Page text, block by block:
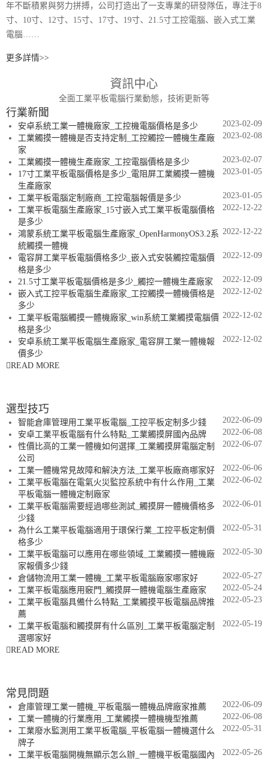
年不斷積累與努力拼搏，公司打造出了一支專業的研發隊伍，專注于8
寸、10寸、12寸、15寸、17寸、19寸、21.5寸工控電腦、嵌入式工業
電腦……
更多詳情>>
資訊中心
全面工業平板電腦行業動態，技術更新等
行業新聞
2023-02-09
安卓系統工業一體機廠家_工控機電腦價格是多少
2023-02-08
工業觸摸一體機是否支持定制_工控觸控一體機生產廠
家
2023-02-07
工業觸摸一體機生產廠家_工控電腦價格是多少
2023-01-05
17寸工業平板電腦價格是多少_電阻屏工業觸摸一體機
生產廠家
2023-01-05
工業平板電腦定制廠商_工控電腦報價是多少
2022-12-22
工業平板電腦生產廠家_15寸嵌入式工業平板電腦價格
是多少
2022-12-22
鴻蒙系統工業平板電腦生產廠家_OpenHarmonyOS3.2系
統觸摸一體機
2022-12-09
電容屏工業平板電腦價格多少_嵌入式安裝觸控電腦價
格是多少
2022-12-09
21.5寸工業平板電腦價格是多少_觸控一體機生產廠家
2022-12-02
嵌入式工控平板電腦生產廠家_工控觸摸一體機價格是
多少
2022-12-02
工業平板電腦觸摸一體機廠家_win系統工業觸摸電腦價
格是多少
2022-12-02
安卓系統工業平板電腦生產廠家_電容屏工業一體機報
價多少
READ MORE
選型技巧
2022-06-09
智能倉庫管理用工業平板電腦_工控平板定制多少錢
2022-06-08
安卓工業平板電腦有什么特點_工業觸摸屏國內品牌
2022-06-07
性價比高的工業一體機如何選擇_工業觸摸屏電腦定制
公司
2022-06-06
工業一體機常見故障和解決方法_工業平板廠商哪家好
2022-06-02
工業平板電腦在電氣火災監控系統中有什么作用_工業
平板電腦一體機定制廠家
2022-06-01
工業平板電腦需要經過哪些測試_觸摸屏一體機價格多
少錢
2022-05-31
為什么工業平板電腦適用于環保行業_工控平板定制價
格多少
2022-05-30
工業平板電腦可以應用在哪些領域_工業觸摸一體機廠
家報價多少錢
2022-05-27
倉儲物流用工業一體機_工業平板電腦廠家哪家好
2022-05-24
工業平板電腦應用竅門_觸摸屏一體機電腦生產廠家
2022-05-23
工業平板電腦具備什么特點_工業觸摸平板電腦品牌推
薦
2022-05-19
工業平板電腦和觸摸屏有什么區別_工業平板電腦定制
選哪家好
READ MORE
常見問題
2022-06-09
倉庫管理工業一體機_平板電腦一體機品牌廠家推薦
2022-06-08
工業一體機的行業應用_工業觸摸一體機機型推薦
2022-05-31
工業廢水監測用工業平板電腦_平板電腦一體機選什么
牌子
2022-05-26
工業平板電腦開機無顯示怎么辦_一體機平板電腦國內